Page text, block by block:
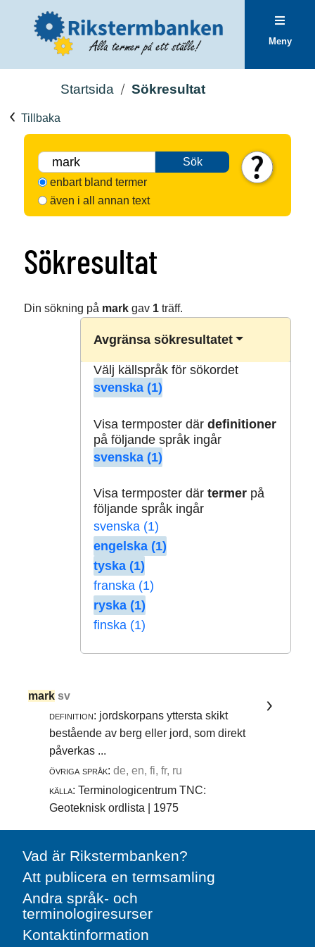
Meny
Startsida Sökresultat
Tillbaka
Sök
enbart bland termer
även i all annan text
Sökresultat
Din sökning på markgav 1träff.
Avgränsa sökresultatet
Välj källspråk för sökordet
svenska (1)
Visa termposter där definitioner
på följande språk ingår
svenska (1)
Visa termposter där termerpå
följande språk ingår
svenska (1)
engelska (1)
tyska (1)
franska (1)
ryska (1)
finska (1)
mark sv
definition: jordskorpans yttersta skikt
bestående av berg eller jord, som direkt
påverkas ...
övriga språk: de, en, fi, fr, ru
källa: Terminologicentrum TNC:
Geoteknisk ordlista | 1975
Vad är Rikstermbanken?
Att publicera en termsamling
Andra språk- och
terminologiresurser
Kontaktinformation